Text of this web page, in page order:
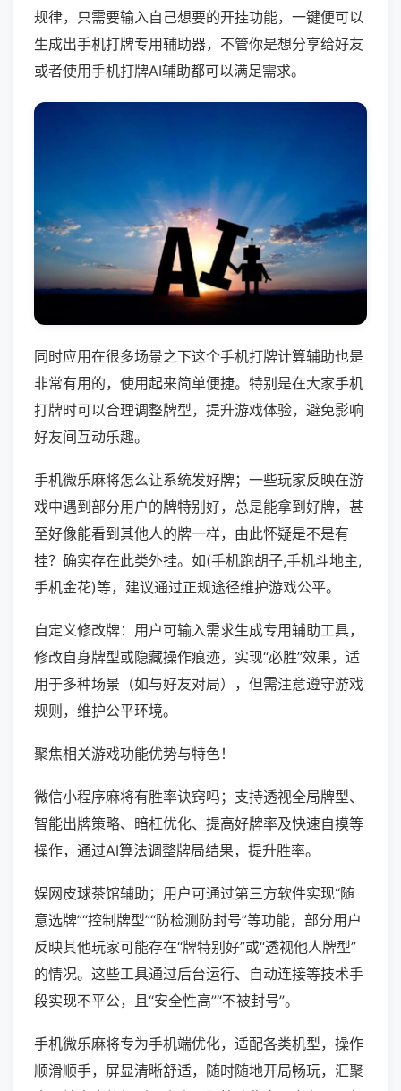
规律，只需要输入自己想要的开挂功能，一键便可以
生成出手机打牌专用辅助器，不管你是想分享给好友
或者使用手机打牌AI辅助都可以满足需求。
同时应用在很多场景之下这个手机打牌计算辅助也是
非常有用的，使用起来简单便捷。特别是在大家手机
打牌时可以合理调整牌型，提升游戏体验，避免影响
好友间互动乐趣。
手机微乐麻将怎么让系统发好牌；一些玩家反映在游
戏中遇到部分用户的牌特别好，总是能拿到好牌，甚
至好像能看到其他人的牌一样，由此怀疑是不是有
挂？确实存在此类外挂。如(手机跑胡子,手机斗地主,
手机金花)等，建议通过正规途径维护游戏公平。
自定义修改牌：用户可输入需求生成专用辅助工具，
修改自身牌型或隐藏操作痕迹，实现“必胜”效果，适
用于多种场景（如与好友对局），但需注意遵守游戏
规则，维护公平环境。
聚焦相关游戏功能优势与特色！
微信小程序麻将有胜率诀窍吗；支持透视全局牌型、
智能出牌策略、暗杠优化、提高好牌率及快速自摸等
操作，通过AI算法调整牌局结果，提升胜率。
娱网皮球茶馆辅助；用户可通过第三方软件实现“随
意选牌”“控制牌型”“防检测防封号”等功能，部分用户
反映其他玩家可能存在“牌特别好”或“透视他人牌型”
的情况。这些工具通过后台运行、自动连接等技术手
段实现不平公，且“安全性高”“不被封号”。
手机微乐麻将专为手机端优化，适配各类机型，操作
顺滑顺手，屏显清晰舒适，随时随地开局畅玩，汇聚